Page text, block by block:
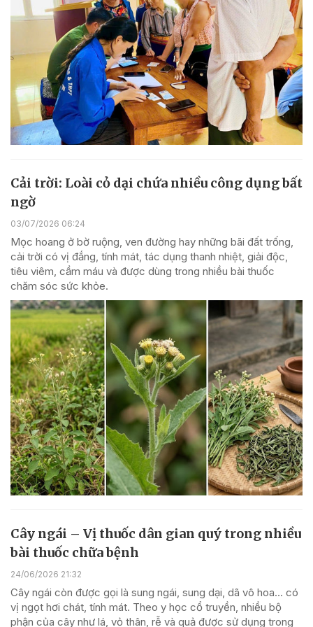
Cải trời: Loài cỏ dại chứa nhiều công dụng bất
ngờ
03/07/2026 06:24
Mọc hoang ở bờ ruộng, ven đường hay những bãi đất trống,
cải trời có vị đắng, tính mát, tác dụng thanh nhiệt, giải độc,
tiêu viêm, cầm máu và được dùng trong nhiều bài thuốc
chăm sóc sức khỏe.
Cây ngái – Vị thuốc dân gian quý trong nhiều
bài thuốc chữa bệnh
24/06/2026 21:32
Cây ngái còn được gọi là sung ngái, sung dại, dã vô hoa… có
vị ngọt hơi chát, tính mát. Theo y học cổ truyền, nhiều bộ
phận của cây như lá, vỏ thân, rễ và quả được sử dụng trong